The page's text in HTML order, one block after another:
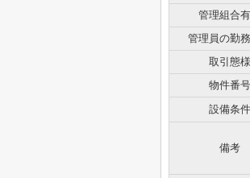
管理組合
管理員の勤
取引態様
物件番号
設備条件
備考